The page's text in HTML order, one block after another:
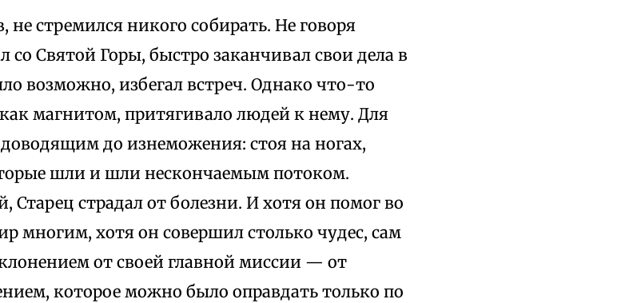
не стремился никого собирать. Не говоря
со Святой Горы, быстро заканчивал свои дела в
возможно, избегал встреч. Однако что-то
магнитом, притягивало людей к нему. Для
до изнеможения: стоя на ногах,
шли и шли нескончаемым потоком.
страдал от болезни. И хотя он помог во
многим, хотя он совершил столько чудес, сам
от своей главной миссии — от
которое можно было оправдать только по